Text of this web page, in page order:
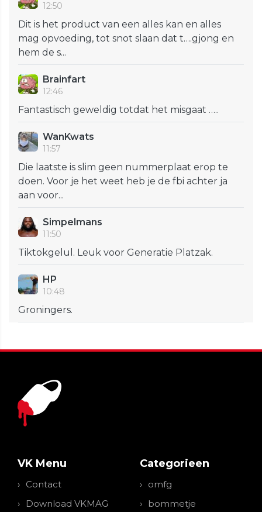
12:50
Dit is het product van een alles kan en alles
mag opvoeding, tot snot slaan dat t….gjong en
hem de s...
Brainfart
12:46
Fantastisch geweldig totdat het misgaat …..
WanKwats
11:57
Die laatste is slim geen nummerplaat erop te
doen. Voor je het weet heb je de fbi achter ja
aan voor...
Simpelmans
11:50
Tiktokgelul. Leuk voor Generatie Platzak.
HP
10:48
Groningers.
VK Menu
Contact
Download VKMAG
Categorieen
omfg
bommetje